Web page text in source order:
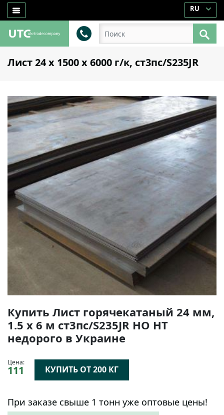
RU
Лист 24 х 1500 х 6000 г/к, ст3пс/S235JR
Купить Лист горячекатаный 24 мм,
1.5 х 6 м ст3пс/S235JR НО НТ
недорого в Украине
Цена:
111 КУПИТЬ ОТ 200 КГ
При заказе свыше 1 тонн уже оптовые цены!